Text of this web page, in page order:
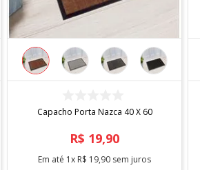
Capacho Porta Nazca 40 X 60
R$ 19,90
Em até 1x R$ 19,90 sem juros